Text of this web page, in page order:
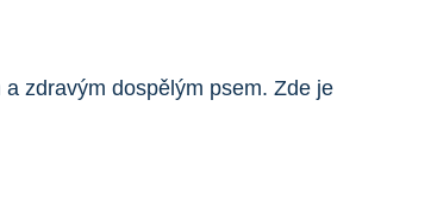
zdravým dospělým psem.⁤ Zde je